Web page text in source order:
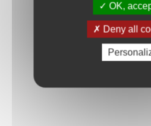
OK,
Deny all